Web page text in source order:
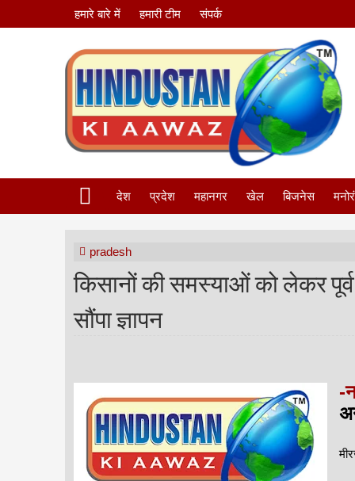
हमारे बारे में हमारी टीम संपर्क
देश प्रदेश महानगर खेल बिजनेस
pradesh
किसानों की समस्याओं को लेकर
सौंपा ज्ञापन
-